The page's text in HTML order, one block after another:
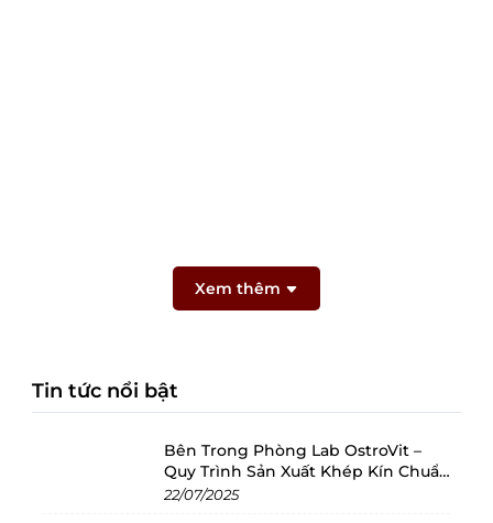
Xem thêm
Tin tức nổi bật
Bên Trong Phòng Lab OstroVit –
Quy Trình Sản Xuất Khép Kín Chuẩn
Châu Âu
22/07/2025